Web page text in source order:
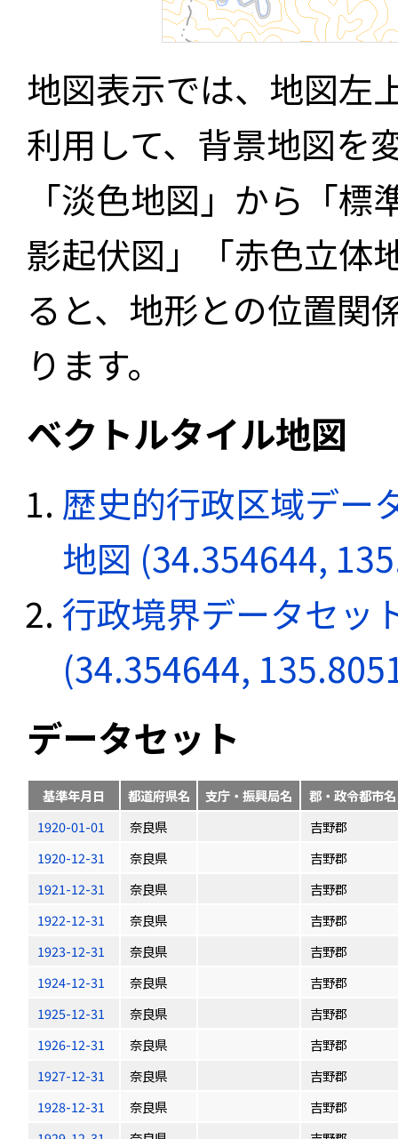
地図表示では、地図左
利用して、背景地図を
「淡色地図」から「
影起伏図」「赤色立体
ると、地形との位置関
ります。
ベクトルタイル地図
歴史的行政区域デー
地図 (34.354644,
行政境界データセッ
(34.354644,
データセット
基準年月日 都道府県名 支庁・振興局名
郡・政令都市名
1920-01-01
奈良県
吉野郡
1920-12-31
奈良県
吉野郡
1921-12-31
奈良県
吉野郡
1922-12-31
奈良県
吉野郡
1923-12-31
奈良県
吉野郡
1924-12-31
奈良県
吉野郡
1925-12-31
奈良県
吉野郡
1926-12-31
奈良県
吉野郡
1927-12-31
奈良県
吉野郡
1928-12-31
奈良県
吉野郡